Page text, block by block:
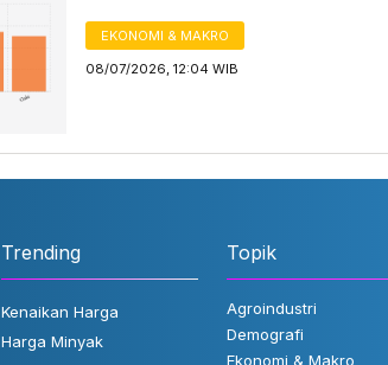
EKONOMI & MAKRO
08/07/2026, 12:04 WIB
Trending
Kenaikan Harga
Harga Minyak
Topik
Agroindustri
Demografi
Ekonomi & Makro